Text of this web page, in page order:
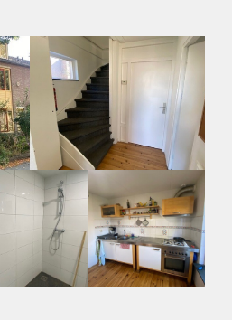
nieuwe laminaatvloer
met 2 andere kamers
maanden
,- per maand inclusief gas,
voorkeur een werkende